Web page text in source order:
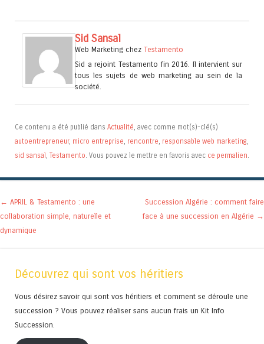
Sid Sansal
Web Marketing chez Testamento
Sid a rejoint Testamento fin 2016. Il intervient sur
tous les sujets de web marketing au sein de la
société.
Ce contenu a été publié dans Actualité, avec comme mot(s)-clé(s)
autoentrepreneur, micro entreprise, rencontre, responsable web marketing,
sid sansal , Testamento. Vous pouvez le mettre en favoris avec ce permalien.
Navigation des articles
← APRIL & Testamento : une
collaboration simple, naturelle et
dynamique
Succession Algérie : comment faire
face à une succession en Algérie →
Découvrez qui sont vos héritiers
Vous désirez savoir qui sont vos héritiers et comment se déroule une
succession ? Vous pouvez réaliser sans aucun frais un Kit Info
Succession.